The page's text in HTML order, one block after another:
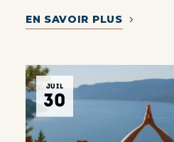
EN SAVOIR PLUS
JUIL
30